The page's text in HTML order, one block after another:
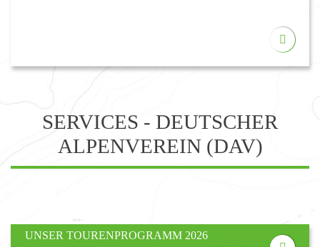
SERVICES - DEUTSCHER
ALPENVEREIN (DAV)
UNSER TOURENPROGRAMM 2026